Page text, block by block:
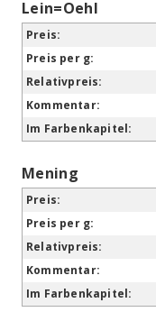
Lein=Oehl
Mening